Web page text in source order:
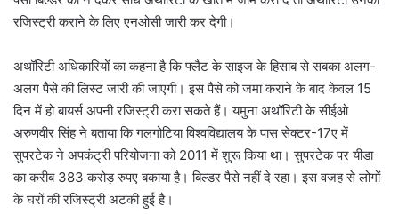
रजिस्ट्री कराने के लिए एनओसी जारी कर देगी।
अथॉरिटी अधिकारियों का कहना है कि फ्लैट के साइज के हिसाब से सबका अलग-
अलग पैसे की लिस्ट जारी की जाएगी। इस पैसे को जमा कराने के बाद केवल 15
दिन में हो बायर्स अपनी रजिस्ट्री करा सकते हैं। यमुना अथॉरिटी के सीईओ
अरुणवीर सिंह ने बताया कि गलगोटिया विश्वविद्यालय के पास सेक्टर-17ए में
सुपरटेक ने अपकंट्री परियोजना को 2011 में शुरू किया था। सुपरटेक पर यीडा
का करीब 383 करोड़ रुपए बकाया है। बिल्डर पैसे नहीं दे रहा। इस वजह से लोगों
के घरों की रजिस्ट्री अटकी हुई है।